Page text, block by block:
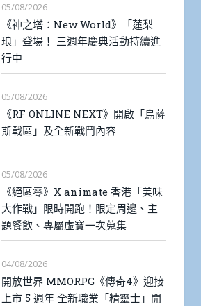
05/08/2026
《神之塔：New World》「蓮梨
琅」登場！ 三週年慶典活動持續進
行中
05/08/2026
《RF ONLINE NEXT》開啟「烏薩
斯戰區」及全新戰鬥內容
05/08/2026
《絕區零》X animate 香港「美味
大作戰」限時開跑！限定周邊、主
題餐飲、專屬虛寶一次蒐集
04/08/2026
開放世界 MMORPG《傳奇4》迎接
上市 5 週年 全新職業「精靈士」開